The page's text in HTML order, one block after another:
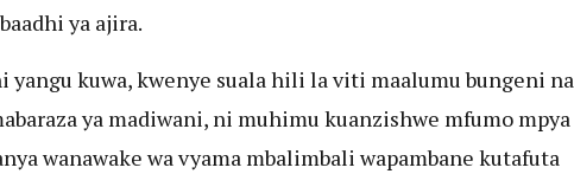
ya ajira.
yangu kuwa, kwenye suala hili la viti maalumu bungeni na
ya madiwani, ni muhimu kuanzishwe mfumo mpya
wanawake wa vyama mbalimbali wapambane kutafuta